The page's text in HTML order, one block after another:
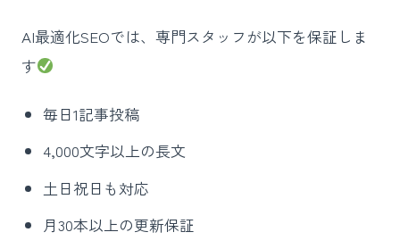
AI最適化SEOでは、専門スタッフが以下を保証しま
す
毎日1記事投稿
4,000文字以上の長文
土日祝日も対応
月30本以上の更新保証